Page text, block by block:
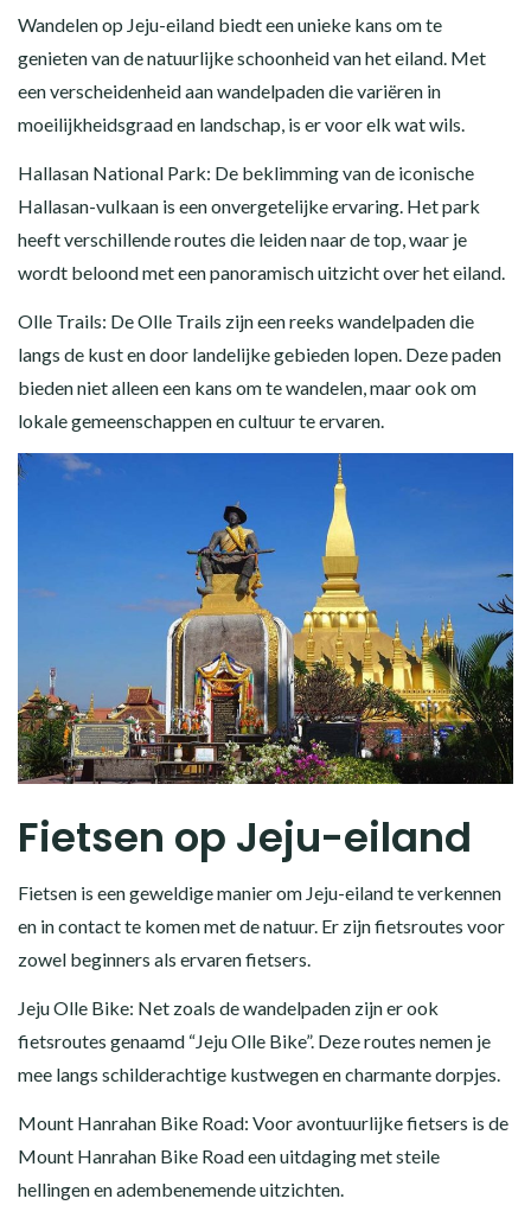
Wandelen op Jeju-eiland biedt een unieke kans om te
genieten van de natuurlijke schoonheid van het eiland. Met
een verscheidenheid aan wandelpaden die variëren in
moeilijkheidsgraad en landschap, is er voor elk wat wils.
Hallasan National Park: De beklimming van de iconische
Hallasan-vulkaan is een onvergetelijke ervaring. Het park
heeft verschillende routes die leiden naar de top, waar je
wordt beloond met een panoramisch uitzicht over het eiland.
Olle Trails: De Olle Trails zijn een reeks wandelpaden die
langs de kust en door landelijke gebieden lopen. Deze paden
bieden niet alleen een kans om te wandelen, maar ook om
lokale gemeenschappen en cultuur te ervaren.
Fietsen op Jeju-eiland
Fietsen is een geweldige manier om Jeju-eiland te verkennen
en in contact te komen met de natuur. Er zijn fietsroutes voor
zowel beginners als ervaren fietsers.
Jeju Olle Bike: Net zoals de wandelpaden zijn er ook
fietsroutes genaamd “Jeju Olle Bike”. Deze routes nemen je
mee langs schilderachtige kustwegen en charmante dorpjes.
Mount Hanrahan Bike Road: Voor avontuurlijke fietsers is de
Mount Hanrahan Bike Road een uitdaging met steile
hellingen en adembenemende uitzichten.